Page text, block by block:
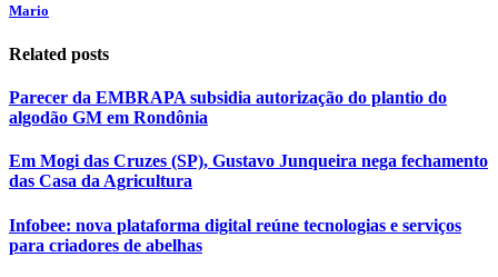
Mario
Related posts
Parecer da EMBRAPA subsidia autorização do plantio do
algodão GM em Rondônia
Em Mogi das Cruzes (SP), Gustavo Junqueira nega fechamento
das Casa da Agricultura
Infobee: nova plataforma digital reúne tecnologias e serviços
para criadores de abelhas